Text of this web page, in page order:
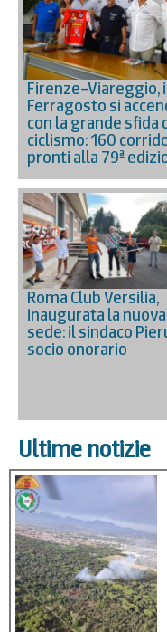
Firenze–Viareggio,
Ferragosto si
con la grande sfida
ciclismo: 160
pronti alla 79ª
Roma Club Versilia,
inaugurata la nuova
sede: il sindaco
socio onorario
Ultime notizie